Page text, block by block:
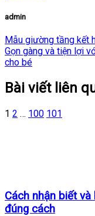
admin
Mẫu giường tầng kết
Gọn gàng và tiện lợi
cho bé
Bài viết liên
1 2 … 100 101
Cách nhận biết
đúng cách